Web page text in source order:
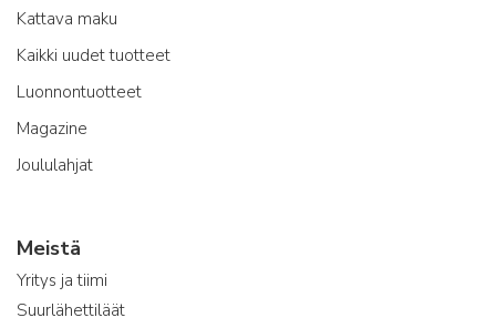
Kattava maku
Kaikki uudet tuotteet
Luonnontuotteet
Magazine
Joululahjat
Meistä
Yritys ja tiimi
Suurlähettiläät